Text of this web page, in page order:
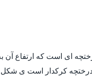
کرکدار است ی شکل